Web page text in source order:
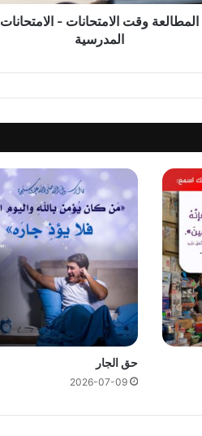
المطالعة وقت الامتحانات - الامتحانات
المدرسية
حق الجار
2026-07-09